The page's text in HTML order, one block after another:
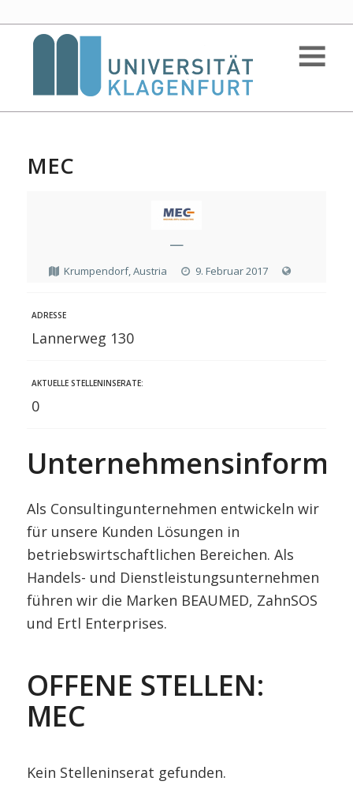
MEC
—
Krumpendorf, Austria 9. Februar 2017
ADRESSE
Lannerweg 130
AKTUELLE STELLENINSERATE:
0
Als Consultingunternehmen entwickeln wir
für unsere Kunden Lösungen in
betriebswirtschaftlichen Bereichen. Als
Handels- und Dienstleistungsunternehmen
führen wir die Marken BEAUMED, ZahnSOS
und Ertl Enterprises.
OFFENE STELLEN:
MEC
Kein Stelleninserat gefunden.